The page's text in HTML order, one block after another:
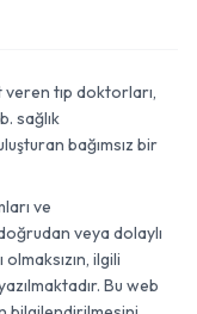
tıp doktorları,
sağlık
bağımsız bir
ve
veya dolaylı
ilgili
Bu web